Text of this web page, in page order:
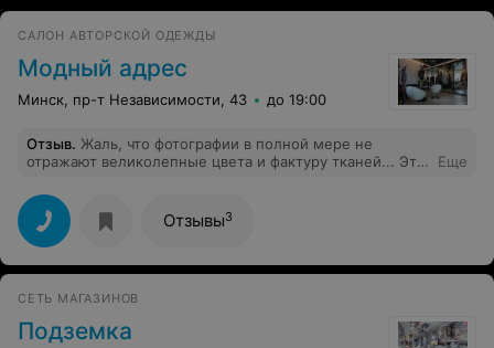
САЛОН АВТОРСКОЙ ОДЕЖДЫ
Модный адрес
Минск, пр-т Независимости, 43 до 19:00
Отзыв. Жаль, что фотографии в полной мере не
отражают великолепные цвета и фактуру тканей... Это
полюбите и этот уютный островок моды, и эту
талантливую команду профессионалов, и эти
сказочные ткани! Спасибо, что Вы есть!
Еще
Отзывы3
СЕТЬ МАГАЗИНОВ
Подземка